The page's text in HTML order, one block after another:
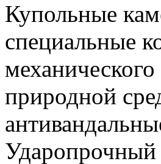
Купольные
специальные
природной
Ударопрочный